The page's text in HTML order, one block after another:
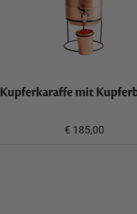
Kupferkaraffe mit
€ 185,00